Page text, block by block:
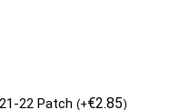
22 Patch(+€2.85)